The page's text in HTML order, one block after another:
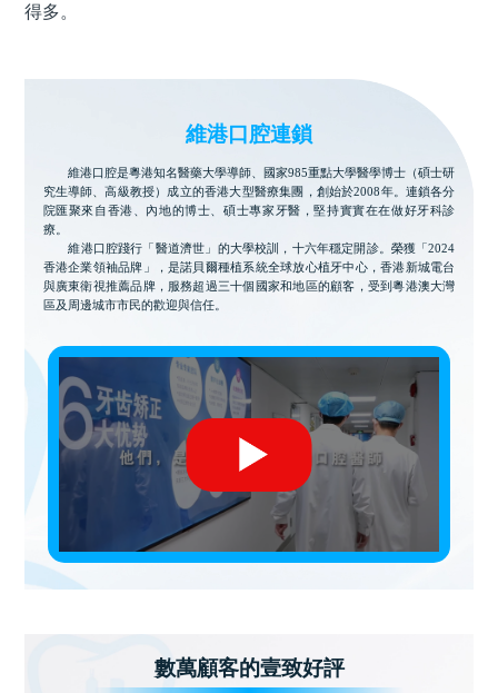
得多。
維港口腔連鎖
維港口腔是粵港知名醫藥大學導師、國家985重點大學醫學博士（碩士研
究生導師、高級教授）成立的香港大型醫療集團，創始於2008年。連鎖各分
院匯聚來自香港、內地的博士、碩士專家牙醫，堅持實實在在做好牙科診
療。
維港口腔踐行「醫道濟世」的大學校訓，十六年穩定開診。榮獲「2024
香港企業領袖品牌」，是諾貝爾種植系統全球放心植牙中心，香港新城電台
與廣東衛視推薦品牌，服務超過三十個國家和地區的顧客，受到粵港澳大灣
區及周邊城市市民的歡迎與信任。
數萬顧客的壹致好評